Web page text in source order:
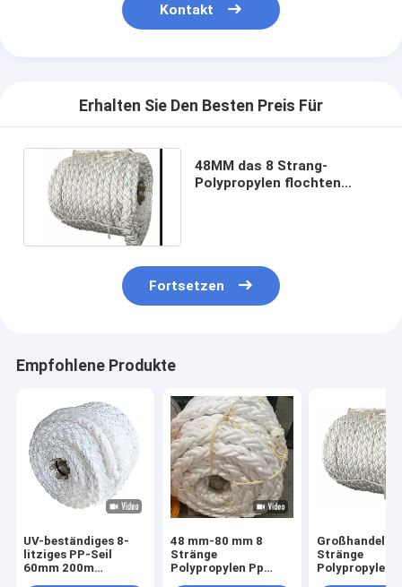
Kontakt
Erhalten Sie Den Besten Preis Für
48MM das 8 Strang-
Polypropylen flochten
Fortsetzen
Empfohlene Produkte
UV-beständiges 8-
litziges PP-Seil
60mm 200m
48 mm-80 mm 8
Stränge
Polypropylen Pp
Großhandel 8
Stränge
Polypropylen